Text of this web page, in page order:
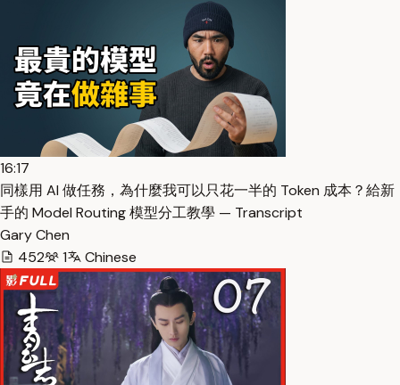
16:17
同樣用 AI 做任務，為什麼我可以只花一半的 Token 成本？給新
手的 Model Routing 模型分工教學 — Transcript
Gary Chen
452
1 Chinese